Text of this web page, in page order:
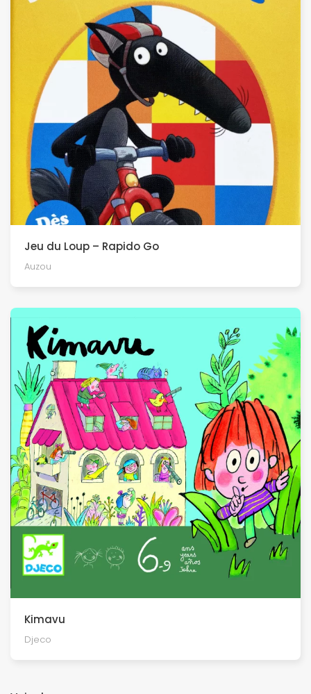
Jeu du Loup – Rapido Go
Auzou
Kimavu
Djeco